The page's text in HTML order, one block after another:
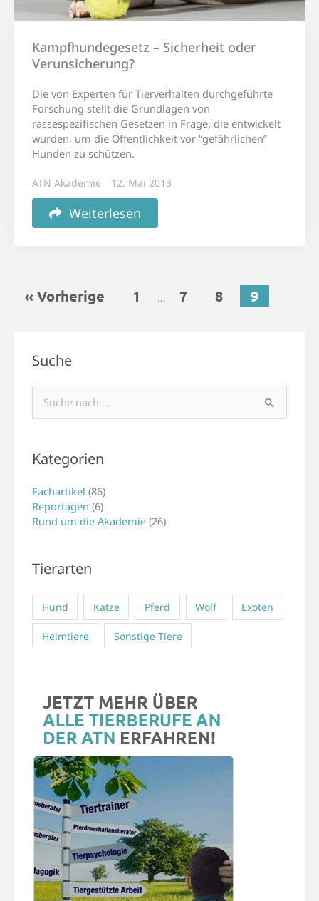
Kampfhundegesetz – Sicherheit oder
Verunsicherung?
Die von Experten für Tierverhalten durchgeführte
Forschung stellt die Grundlagen von
rassespezifischen Gesetzen in Frage, die entwickelt
wurden, um die Öffentlichkeit vor “gefährlichen”
Hunden zu schützen.
ATN Akademie 12. Mai 2013
Weiterlesen
« Vorherige 1 … 7 8 9
Suche
Suchen
nach:
Kategorien
Fachartikel (86)
Reportagen (6)
Rund um die Akademie (26)
Tierarten
Hund Katze Pferd Wolf Exoten
Heimtiere Sonstige Tiere